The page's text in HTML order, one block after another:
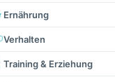
Ernährung
Verhalten
Training & Erziehung